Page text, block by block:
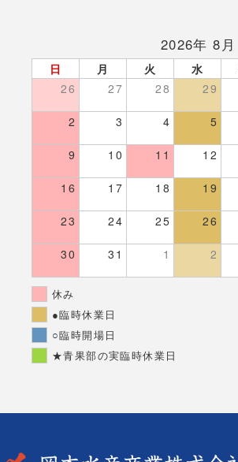
2026年 8月
日 月 火 水
26
27 28 29
2 3 4 5
9 10 11 12
16 17 18 19
23 24 25 26
30 31 1 2
休み
●臨時休業日
○臨時開場日
★青果部の実臨時休業日